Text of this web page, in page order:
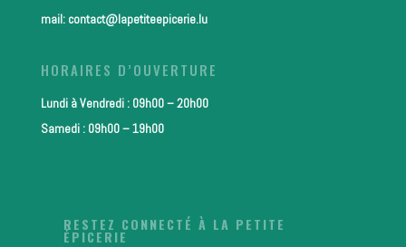
mail: contact@lapetiteepicerie.lu
HORAIRES D’OUVERTURE
Lundi à Vendredi : 09h00 – 20h00
Samedi : 09h00 – 19h00
RESTEZ CONNECTÉ À LA PETITE
ÉPICERIE